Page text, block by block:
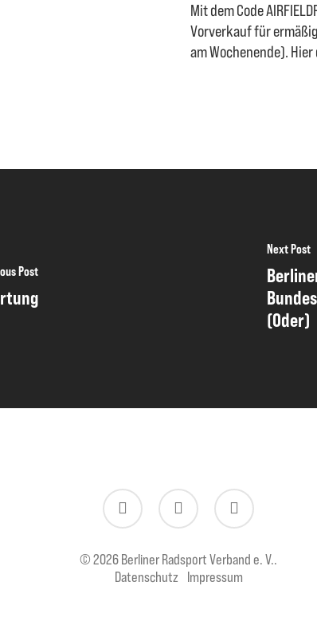
Mit dem Code
Vorverkauf für
am Wochenende). Hier
Post
Next Post
(Oder)
twitter facebook instagram
© 2026 Berliner Radsport Verband e. V..
Datenschutz
Impressum